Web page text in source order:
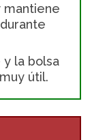
mantiene
y la bolsa
útil.